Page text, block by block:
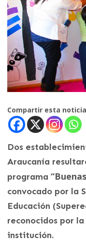
Compartir esta noticia
Dos
Araucanía
programa
convocado por la
Educación
reconocidos por
institución.